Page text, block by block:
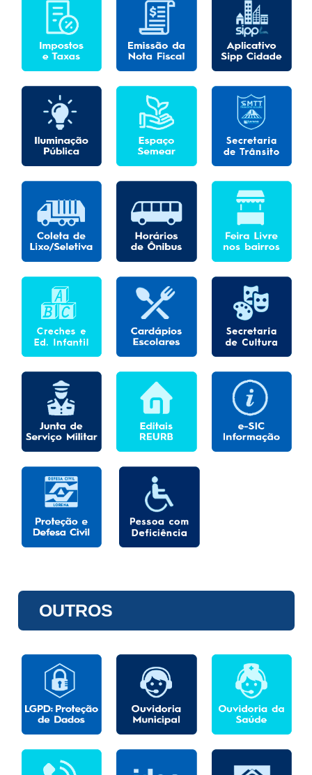
OUTROS